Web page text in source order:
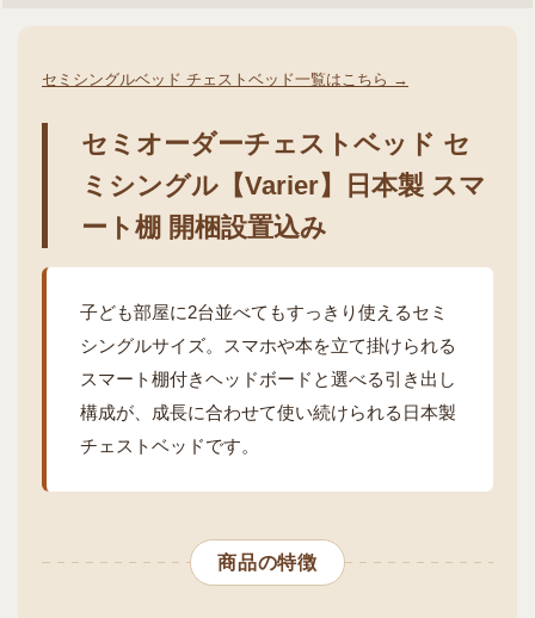
セミシングルベッド チェストベッド一覧はこちら →
セミオーダーチェストベッド セ
ミシングル【Varier】日本製 スマ
ート棚 開梱設置込み
子ども部屋に2台並べてもすっきり使えるセミ
シングルサイズ。スマホや本を立て掛けられる
スマート棚付きヘッドボードと選べる引き出し
構成が、成長に合わせて使い続けられる日本製
チェストベッドです。
商品の特徴